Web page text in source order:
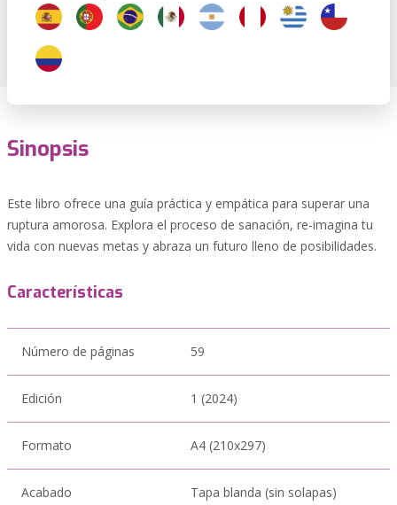
Sinopsis
Este libro ofrece una guía práctica y empática para superar una
ruptura amorosa. Explora el proceso de sanación, re-imagina tu
vida con nuevas metas y abraza un futuro lleno de posibilidades.
Características
Número de páginas 59
Edición 1 (2024)
Formato A4 (210x297)
Acabado Tapa blanda (sin solapas)